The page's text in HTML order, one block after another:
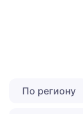
По региону